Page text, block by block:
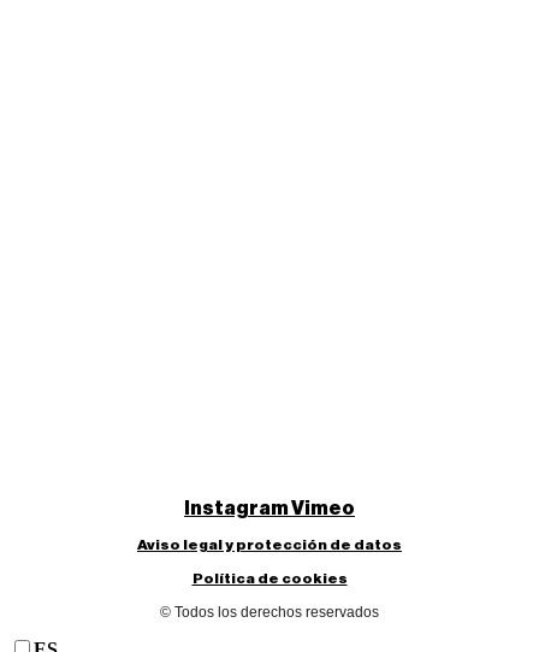
InstagramVimeo
Aviso legal y protección de datos
Política de cookies
© Todos los derechos reservados